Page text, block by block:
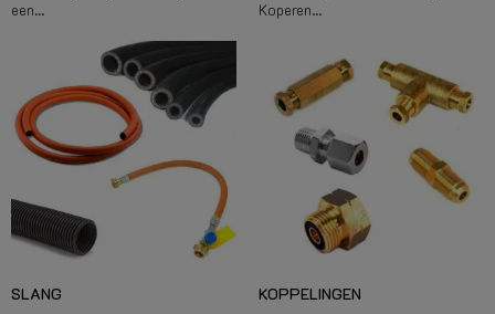
een...
Koperen...
SLANG KOPPELINGEN